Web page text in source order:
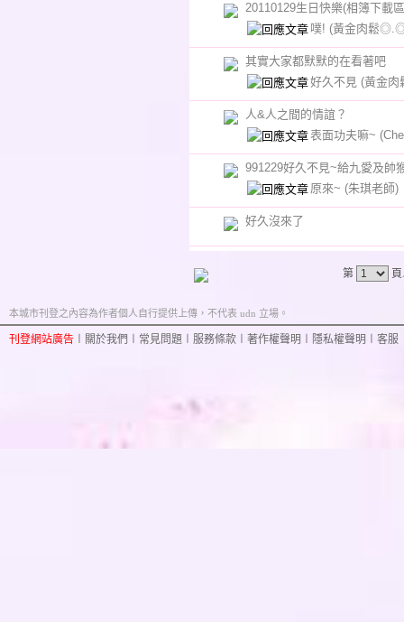
20110129生日快樂(相簿下載
噗! (黃金肉鬆
其實大家都默默的在看著吧
好久不見 (黃金
人&人之間的情誼？
表面功夫嘛~
991229好久不見~給九愛及帥
原來~ (朱琪老師)
好久沒來了
第
本城市刊登之內容為作者個人自行提供上傳，不代表 udn 立場。
刊登網站廣告 關於我們 常見問題 服務條款 著作權聲明 隱私權聲明 客服